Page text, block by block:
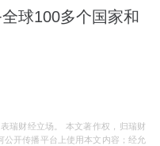
球100多个国家和
瑞财经立场。 本文著作权，归瑞财
开传播平台上使用本文内容；经允